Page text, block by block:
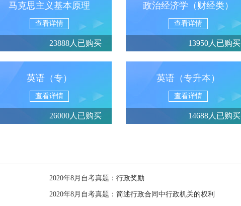
马克思主义基本原理
查看详情
23888人已购买
政治经济学（财经类）
查看详情
13950人已购买
英语（专）
查看详情
26000人已购买
英语（专升本）
查看详情
14688人已购买
2020年8月自考真题：行政奖励
2020年8月自考真题：简述行政合同中行政机关的权利